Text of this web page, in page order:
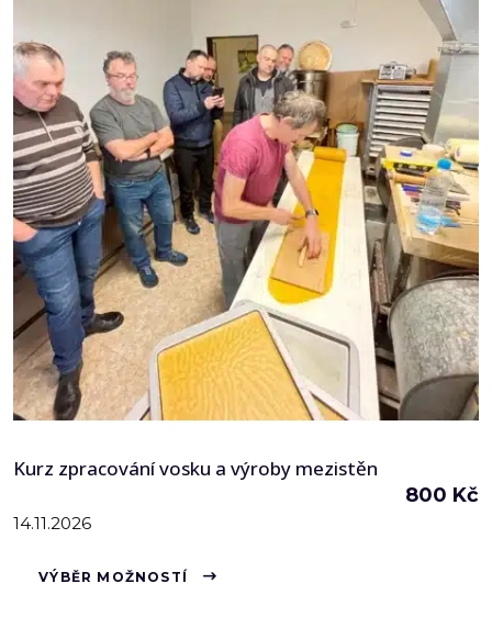
lze
vybrat
na
stránce
produktu
Kurz zpracování vosku a výroby mezistěn
800 Kč
14.11.2026
VÝBĚR MOŽNOSTÍ